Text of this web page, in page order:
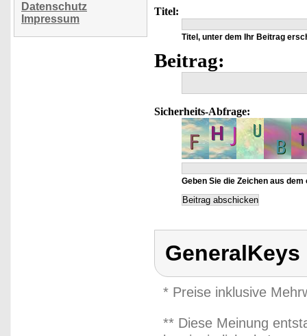
Datenschutz
Impressum
Titel:
Titel, unter dem Ihr Beitrag
Beitrag:
Sicherheits-Abfrage:
Geben Sie die Zeichen aus
GeneralKeys
* Preise inklusive
** Diese Meinung